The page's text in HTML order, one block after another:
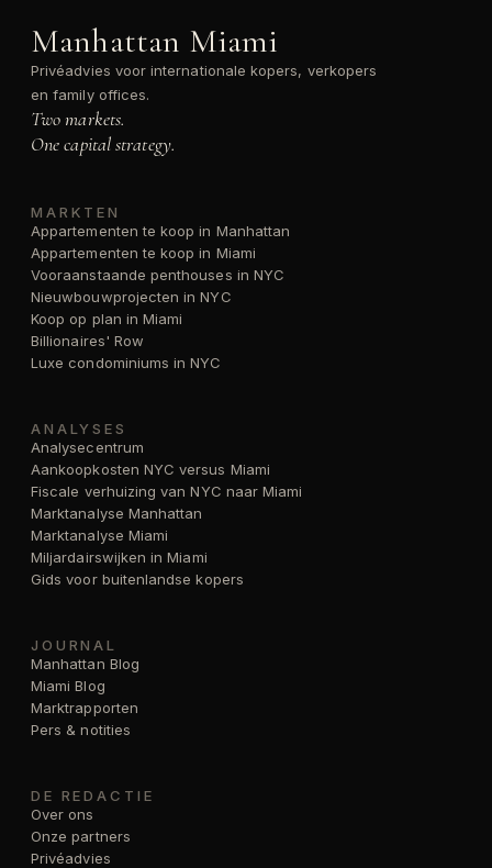
Manhattan Miami
Privéadvies voor internationale kopers, verkopers
en family offices.
Two markets.
One capital strategy.
MARKTEN
Appartementen te koop in Manhattan
Appartementen te koop in Miami
Vooraanstaande penthouses in NYC
Nieuwbouwprojecten in NYC
Koop op plan in Miami
Billionaires' Row
Luxe condominiums in NYC
ANALYSES
Analysecentrum
Aankoopkosten NYC versus Miami
Fiscale verhuizing van NYC naar Miami
Marktanalyse Manhattan
Marktanalyse Miami
Miljardairswijken in Miami
Gids voor buitenlandse kopers
JOURNAL
Manhattan Blog
Miami Blog
Marktrapporten
Pers & notities
DE REDACTIE
Over ons
Onze partners
Privéadvies